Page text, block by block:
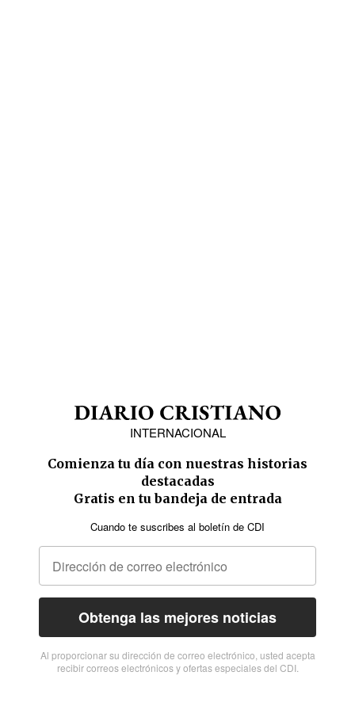
INTERNACIONAL
Comienza tu día con nuestras historias
destacadas
Gratis en tu bandeja de entrada
Cuando te suscribes al boletín de CDI
Obtenga las mejores noticias
Al proporcionar su dirección de correo electrónico, usted acepta
recibir correos electrónicos y ofertas especiales del CDI.